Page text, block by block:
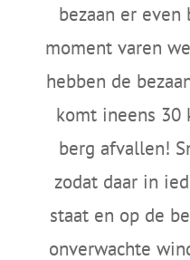
bezaan er
moment varen
hebben de
komt ineens 30
berg afvallen!
zodat daar in
staat en op de
onverwachte